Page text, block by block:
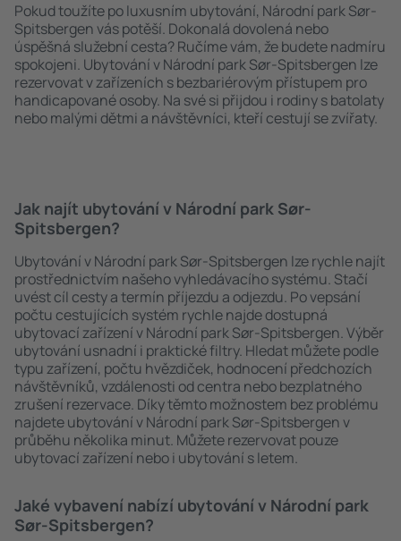
Pokud toužíte po luxusním ubytování, Národní park Sør-
Spitsbergen vás potěší. Dokonalá dovolená nebo
úspěšná služební cesta? Ručíme vám, že budete nadmíru
spokojeni. Ubytování v Národní park Sør-Spitsbergen lze
rezervovat v zařízeních s bezbariérovým přístupem pro
handicapované osoby. Na své si přijdou i rodiny s batolaty
nebo malými dětmi a návštěvníci, kteří cestují se zvířaty.
Jak najít ubytování v Národní park Sør-
Spitsbergen?
Ubytování v Národní park Sør-Spitsbergen lze rychle najít
prostřednictvím našeho vyhledávacího systému. Stačí
uvést cíl cesty a termín příjezdu a odjezdu. Po vepsání
počtu cestujících systém rychle najde dostupná
ubytovací zařízení v Národní park Sør-Spitsbergen. Výběr
ubytování usnadní i praktické filtry. Hledat můžete podle
typu zařízení, počtu hvězdiček, hodnocení předchozích
návštěvníků, vzdálenosti od centra nebo bezplatného
zrušení rezervace. Díky těmto možnostem bez problému
najdete ubytování v Národní park Sør-Spitsbergen v
průběhu několika minut. Můžete rezervovat pouze
ubytovací zařízení nebo i ubytování s letem.
Jaké vybavení nabízí ubytování v Národní park
Sør-Spitsbergen?